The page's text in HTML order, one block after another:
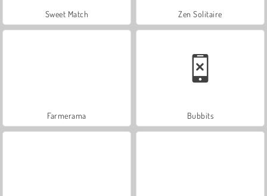
Sweet Match Zen Solitaire
Farmerama Bubbits